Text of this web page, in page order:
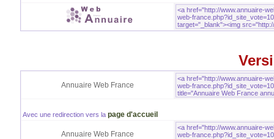
Annuaire Web France
Avec une redirection vers la page d'accueil
Annuaire Web France